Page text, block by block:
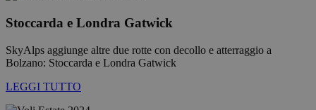
Stoccarda e Londra Gatwick
SkyAlps aggiunge altre due rotte con decollo e atterraggio a
Bolzano: Stoccarda e Londra Gatwick
LEGGI TUTTO
dell'utente e la gestione dell'account. Il sito web non
può essere utilizzato correttamente senza i cookie
Nome
Fornitore /
PHPSESSID